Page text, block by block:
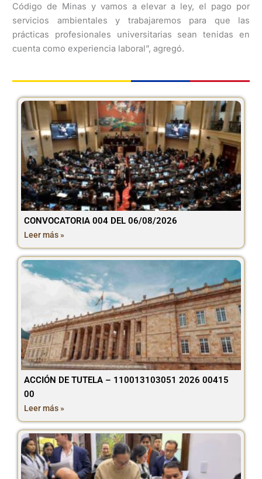
Código de Minas y vamos a elevar a ley, el pago por
servicios ambientales y trabajaremos para que las
prácticas profesionales universitarias sean tenidas en
cuenta como experiencia laboral”, agregó.
CONVOCATORIA 004 DEL 06/08/2026
Leer más »
ACCIÓN DE TUTELA – 110013103051 2026 00415
00
Leer más »